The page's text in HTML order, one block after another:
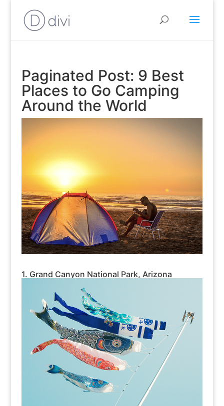
Paginated Post: 9 Best
Places to Go Camping
Around the World
1. Grand Canyon National Park, Arizona